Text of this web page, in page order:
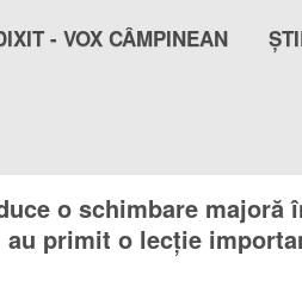
- VOX CÂMPINEAN
o schimbare majoră
primit o lecție